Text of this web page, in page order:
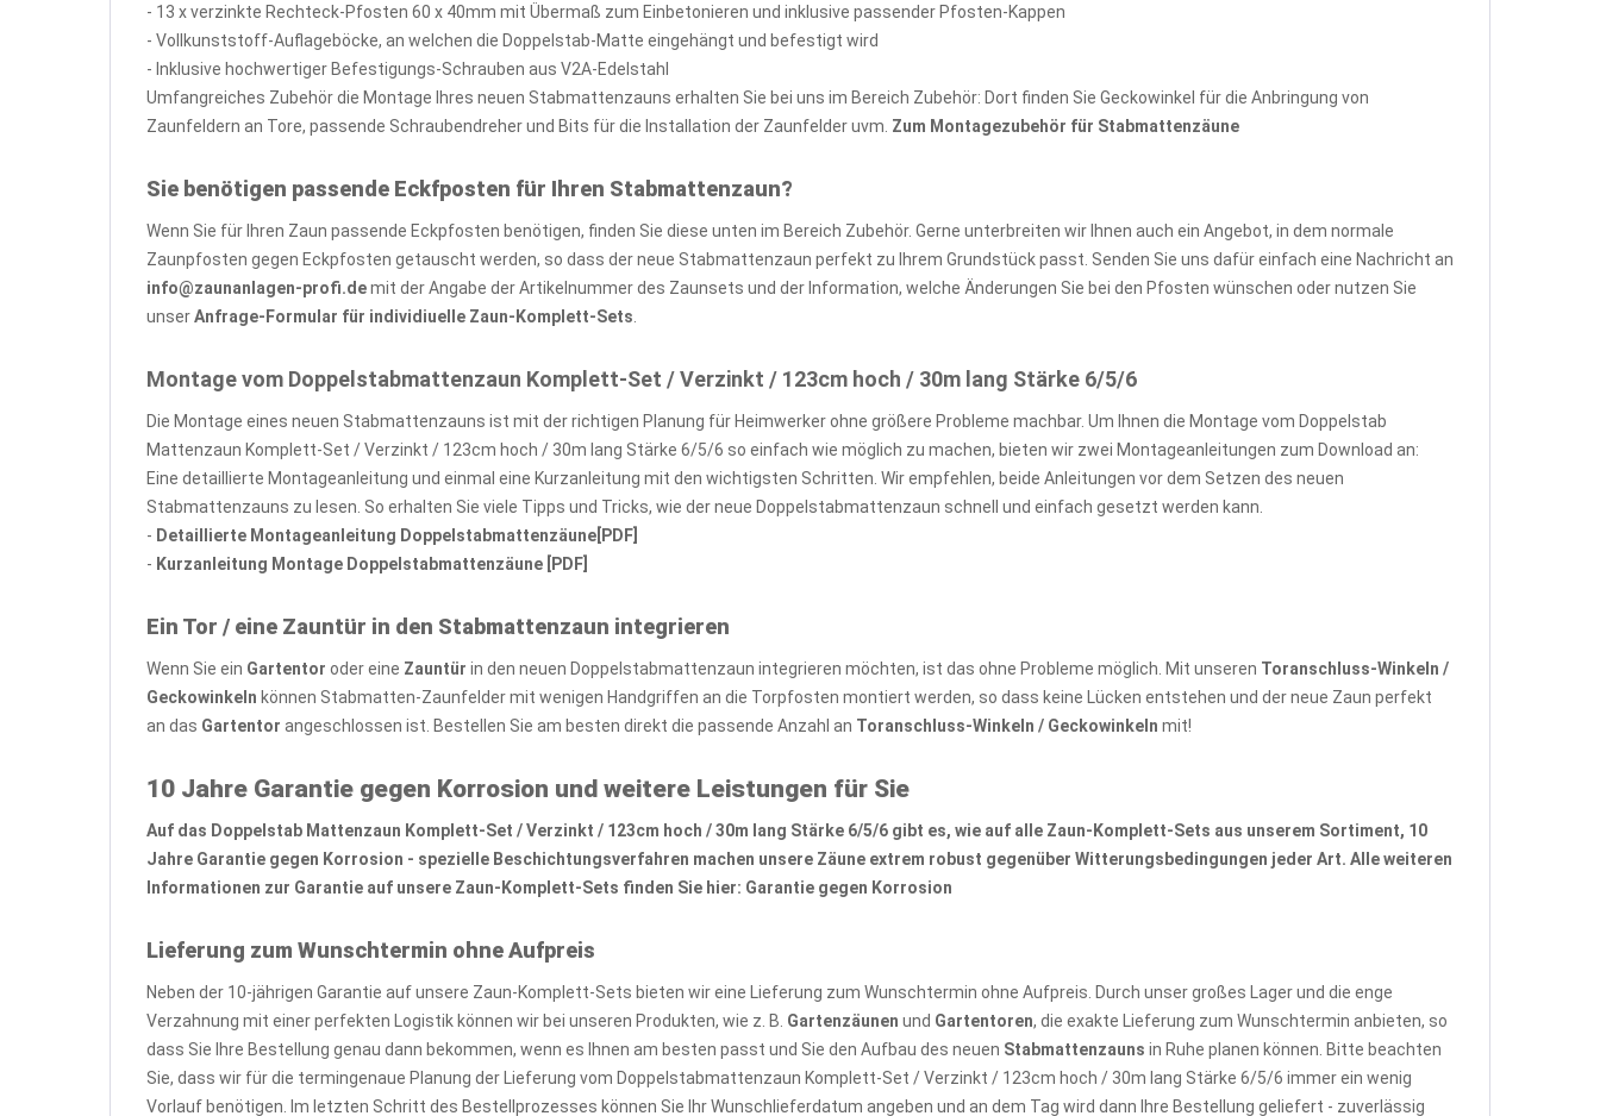
- 13 x verzinkte Rechteck-Pfosten 60 x 40mm mit Übermaß zum Einbetonieren und inklusive passender Pfosten-Kappen
- Vollkunststoff-Auflageböcke, an welchen die Doppelstab-Matte eingehängt und befestigt wird
- Inklusive hochwertiger Befestigungs-Schrauben aus V2A-Edelstahl
Umfangreiches Zubehör die Montage Ihres neuen Stabmattenzauns erhalten Sie bei uns im Bereich Zubehör: Dort finden Sie Geckowinkel für die Anbringung von
Zaunfeldern an Tore, passende Schraubendreher und Bits für die Installation der Zaunfelder uvm. Zum Montagezubehör für Stabmattenzäune
Sie benötigen passende Eckfposten für Ihren Stabmattenzaun?
Wenn Sie für Ihren Zaun passende Eckpfosten benötigen, finden Sie diese unten im Bereich Zubehör. Gerne unterbreiten wir Ihnen auch ein Angebot, in dem normale
Zaunpfosten gegen Eckpfosten getauscht werden, so dass der neue Stabmattenzaun perfekt zu Ihrem Grundstück passt. Senden Sie uns dafür einfach eine Nachricht an
info@zaunanlagen-profi.demit der Angabe der Artikelnummer des Zaunsets und der Information, welche Änderungen Sie bei den Pfosten wünschen oder nutzen Sie
unserAnfrage-Formular für individiuelle Zaun-Komplett-Sets
Montage vom Doppelstabmattenzaun Komplett-Set / Verzinkt / 123cm hoch / 30m lang Stärke 6/5/6
Die Montage eines neuen Stabmattenzauns ist mit der richtigen Planung für Heimwerker ohne größere Probleme machbar. Um Ihnen die Montage vom Doppelstab
Mattenzaun Komplett-Set / Verzinkt / 123cm hoch / 30m lang Stärke 6/5/6 so einfach wie möglich zu machen, bieten wir zwei Montageanleitungen zum Download an:
Eine detaillierte Montageanleitung und einmal eine Kurzanleitung mit den wichtigsten Schritten. Wir empfehlen, beide Anleitungen vor dem Setzen des neuen
Stabmattenzauns zu lesen. So erhalten Sie viele Tipps und Tricks, wie der neue Doppelstabmattenzaun schnell und einfach gesetzt werden kann.
- Detaillierte Montageanleitung Doppelstabmattenzäune[PDF]
- Kurzanleitung Montage Doppelstabmattenzäune [PDF]
Ein Tor / eine Zauntür in den Stabmattenzaun integrieren
Wenn Sie ein Gartentor oder eine Zauntür in den neuen Doppelstabmattenzaun integrieren möchten, ist das ohne Probleme möglich. Mit unseren Toranschluss-Winkeln /
Geckowinkeln können Stabmatten-Zaunfelder mit wenigen Handgriffen an die Torpfosten montiert werden, so dass keine Lücken entstehen und der neue Zaun perfekt
an das Gartentor angeschlossen ist. Bestellen Sie am besten direkt die passende Anzahl an Toranschluss-Winkeln / Geckowinkeln mit!
10 Jahre Garantie gegen Korrosion und weitere Leistungen für Sie
Auf das Doppelstab Mattenzaun Komplett-Set / Verzinkt / 123cm hoch / 30m lang Stärke 6/5/6 gibt es, wie auf alle Zaun-Komplett-Sets aus unserem Sortiment, 10
Jahre Garantie gegen Korrosion - spezielle Beschichtungsverfahren machen unsere Zäune extrem robust gegenüber Witterungsbedingungen jeder Art. Alle weiteren
Informationen zur Garantie auf unsere Zaun-Komplett-Sets finden Sie hier: Garantie gegen Korrosion
Lieferung zum Wunschtermin ohne Aufpreis
Neben der 10-jährigen Garantie auf unsere Zaun-Komplett-Sets bieten wir eine Lieferung zum Wunschtermin ohne Aufpreis. Durch unser großes Lager und die enge
Verzahnung mit einer perfekten Logistik können wir bei unseren Produkten, wie z. B. Gartenzäunen und Gartentoren, die exakte Lieferung zum Wunschtermin anbieten, so
dass Sie Ihre Bestellung genau dann bekommen, wenn es Ihnen am besten passt und Sie den Aufbau des neuen Stabmattenzauns in Ruhe planen können. Bitte beachten
Sie, dass wir für die termingenaue Planung der Lieferung vom Doppelstabmattenzaun Komplett-Set / Verzinkt / 123cm hoch / 30m lang Stärke 6/5/6 immer ein wenig
Vorlauf benötigen. Im letzten Schritt des Bestellprozesses können Sie Ihr Wunschlieferdatum angeben und an dem Tag wird dann Ihre Bestellung geliefert - zuverlässig